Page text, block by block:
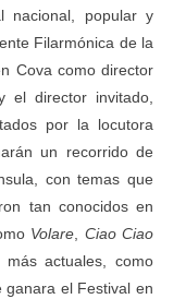
nacional, popular y
Filarmónica de la
Cova como director
el director invitado,
por la locutora
un recorrido de
con temas que
tan conocidos en
Volare
Ciao Ciao
más actuales, como
ganara el Festival en